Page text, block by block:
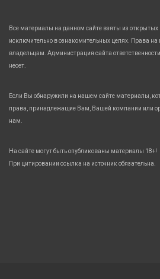
Все материалы на данном сайте взяты из открытых
исключительно в ознакомительных целях. Права
владельцам. Администрация сайта
несет.
Если Вы обнаружили на нашем сайте материалы,
права, принадлежащие Вам, Вашей компании или
нам.
На сайте могут быть опубликованы материалы 18+!
При цитировании ссылка на источник обязательна.